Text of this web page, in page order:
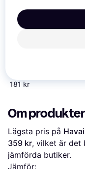
181 kr
Om
Lägsta pris på
359 kr, vilket är det
jämförda butiker.
Jämför: